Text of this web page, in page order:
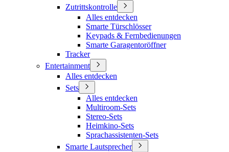
Zutrittskontrolle
Alles entdecken
Smarte Türschlösser
Keypads & Fernbedienungen
Smarte Garagentoröffner
Tracker
Entertainment
Alles entdecken
Sets
Alles entdecken
Multiroom-Sets
Stereo-Sets
Heimkino-Sets
Sprachassistenten-Sets
Smarte Lautsprecher